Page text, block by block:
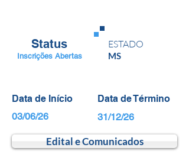
Status
Inscrições Abertas
ESTADO
MS
Data de Início
03/06/26
Data de Término
31/12/26
Edital e Comunicados